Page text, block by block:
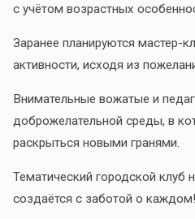
с учётом возрастных
Заранее планируются мастер-
активности, исходя из
Внимательные вожатые и
доброжелательной среды, в
раскрыться новыми гранями.
Тематический городской клуб
создаётся с заботой о каждом!